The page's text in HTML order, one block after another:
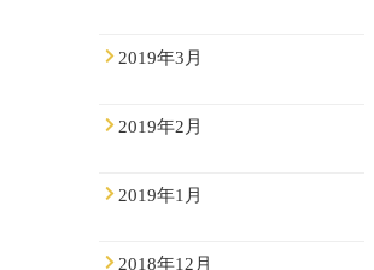
2019年3月
2019年2月
2019年1月
2018年12月